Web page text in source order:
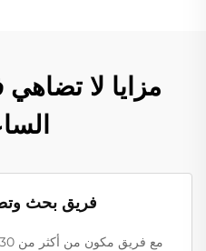
مزايا لا
فريق بحث